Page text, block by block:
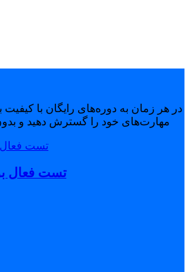
در هر زمان به دوره‌های رایگان با کیفیت
مهارت‌های خود را گسترش دهید و بدون
تست فعال